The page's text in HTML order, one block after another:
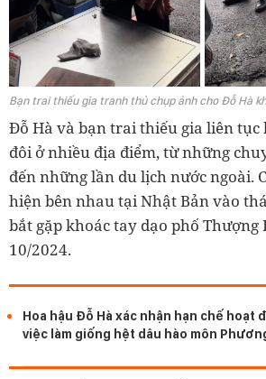
Bạn trai thiếu gia tranh thủ chụp ảnh cho Đỗ Hà
Đỗ Hà và bạn trai thiếu gia liên tục
đôi ở nhiều địa điểm, từ những
đến những lần du lịch nước ngoài.
hiện bên nhau tại Nhật Bản vào
bắt gặp khoác tay dạo phố Thượng
10/2024.
Hoa hậu Đỗ Hà xác nhận hạn chế hoạt
việc làm giống hệt dâu hào môn